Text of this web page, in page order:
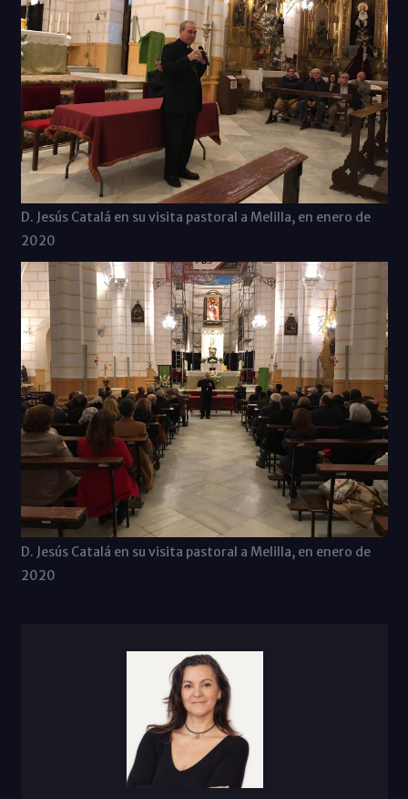
D. Jesús Catalá en su visita pastoral a Melilla, en enero de
2020
D. Jesús Catalá en su visita pastoral a Melilla, en enero de
2020